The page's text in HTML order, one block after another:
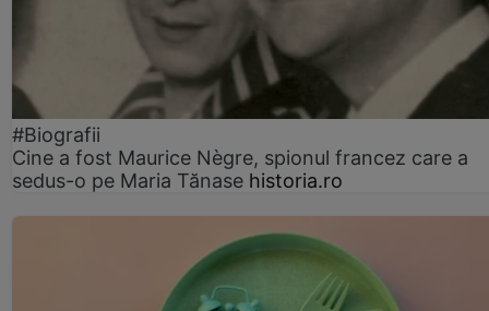
#Biografii
Cine a fost Maurice Nègre, spionul francez care a
sedus-o pe Maria Tănase historia.ro